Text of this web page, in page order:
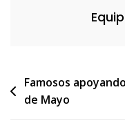
Navegación
de
Famosos
de Mayo